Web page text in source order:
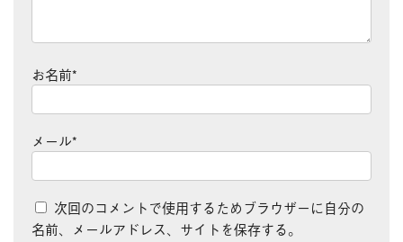
お名前*
メール*
次回のコメントで使用するためブラウザーに自分の
名前、メールアドレス、サイトを保存する。